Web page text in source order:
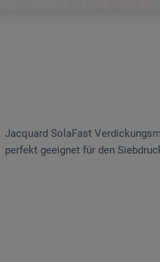
Jacquard SolaFast
perfekt geeignet für den